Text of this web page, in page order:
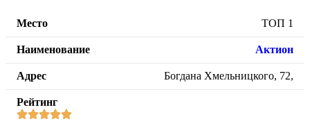
ТОП 1
Актион
Богдана Хмельницкого, 72,